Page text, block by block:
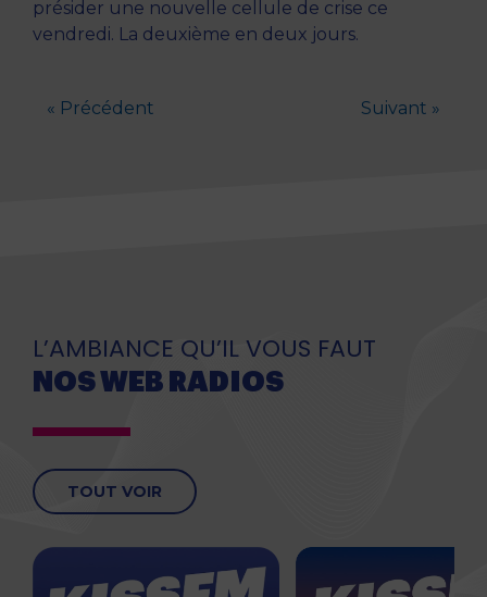
présider une nouvelle cellule de crise ce
vendredi. La deuxième en deux jours.
« Précédent Suivant »
L’AMBIANCE QU’IL VOUS FAUT
NOS WEB RADIOS
TOUT VOIR